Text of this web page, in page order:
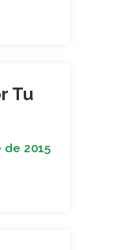
Tu
2015